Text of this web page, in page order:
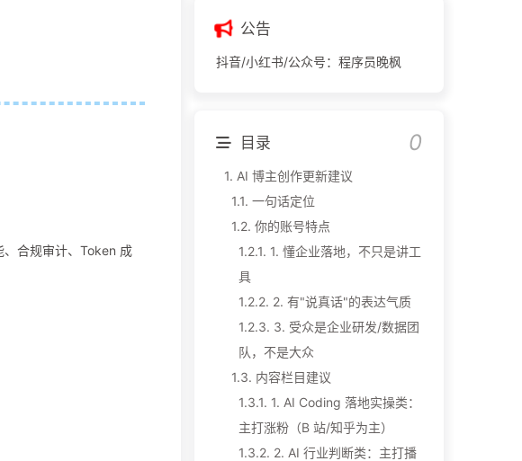
合规审计、Token 成
公告
抖音/小红书/公众号：程序员晚枫
目录
1. AI 博主创作更新建议
1.1. 一句话定位
1.2. 你的账号特点
1.2.1. 1. 懂企业落地，不只是讲工
具
1.2.2. 2. 有"说真话"的表达气质
1.2.3. 3. 受众是企业研发/数据团
队，不是大众
1.3. 内容栏目建议
1.3.1. 1. AI Coding 落地实操类：
主打涨粉（B 站/知乎为主）
1.3.2. 2. AI 行业判断类：主打播